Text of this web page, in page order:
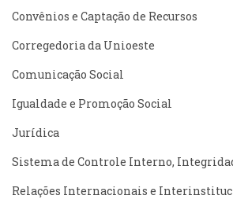
Convênios e Captação de Recursos
Corregedoria da Unioeste
Comunicação Social
Igualdade e Promoção Social
Jurídica
Sistema de Controle Interno,
Relações Internacionais e